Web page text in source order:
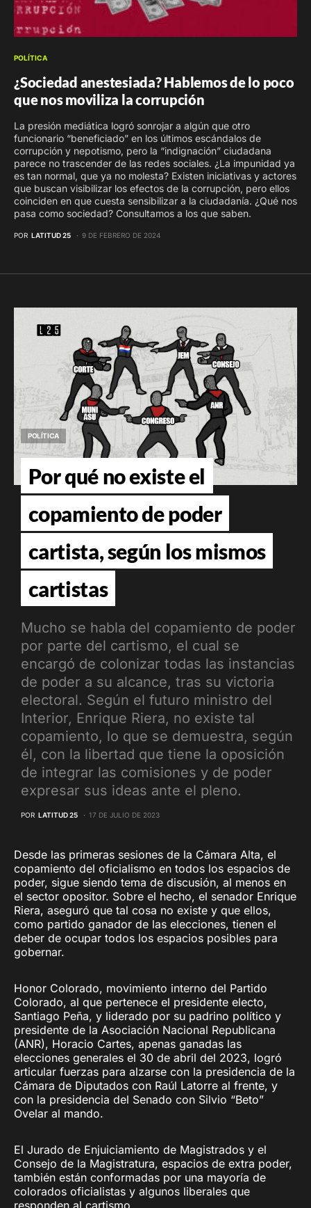
POLÍTICA
¿Sociedad anestesiada? Hablemos de lo poco
que nos moviliza la corrupción
La presión mediática logró sonrojar a algún que otro
funcionario “beneficiado” en los últimos escándalos de
corrupción y nepotismo, pero la “indignación” ciudadana
parece no trascender de las redes sociales. ¿La impunidad ya
es tan normal, que ya no molesta? Existen iniciativas y actores
que buscan visibilizar los efectos de la corrupción, pero ellos
coinciden en que cuesta sensibilizar a la ciudadanía. ¿Qué nos
pasa como sociedad? Consultamos a los que saben.
POR LATITUD 25 9 DE FEBRERO DE 2024
POLÍTICA
Por qué no existe el
copamiento de poder
cartista, según los mismos
cartistas
Mucho se habla del copamiento de poder
por parte del cartismo, el cual se
encargó de colonizar todas las instancias
de poder a su alcance, tras su victoria
electoral. Según el futuro ministro del
Interior, Enrique Riera, no existe tal
copamiento, lo que se demuestra, según
él, con la libertad que tiene la oposición
de integrar las comisiones y de poder
expresar sus ideas ante el pleno.
POR LATITUD 25 17 DE JULIO DE 2023
Desde las primeras sesiones de la Cámara Alta, el
copamiento del oficialismo en todos los espacios de
poder, sigue siendo tema de discusión, al menos en
el sector opositor. Sobre el hecho, el senador Enrique
Riera, aseguró que tal cosa no existe y que ellos,
como partido ganador de las elecciones, tienen el
deber de ocupar todos los espacios posibles para
gobernar.
Honor Colorado, movimiento interno del Partido
Colorado, al que pertenece el presidente electo,
Santiago Peña, y liderado por su padrino político y
presidente de la Asociación Nacional Republicana
(ANR), Horacio Cartes, apenas ganadas las
elecciones generales el 30 de abril del 2023, logró
articular fuerzas para alzarse con la presidencia de la
Cámara de Diputados con Raúl Latorre al frente, y
con la presidencia del Senado con Silvio “Beto”
Ovelar al mando.
El Jurado de Enjuiciamiento de Magistrados y el
Consejo de la Magistratura, espacios de extra poder,
también están conformadas por una mayoría de
colorados oficialistas y algunos liberales que
responden al cartismo.